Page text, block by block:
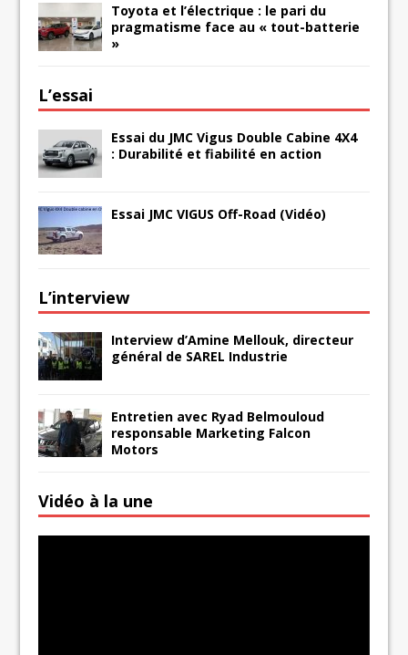
Toyota et l’électrique : le pari du
pragmatisme face au « tout-batterie
»
L’essai
Essai du JMC Vigus Double Cabine 4X4
: Durabilité et fiabilité en action
Essai JMC VIGUS Off-Road (Vidéo)
L’interview
Interview d’Amine Mellouk, directeur
général de SAREL Industrie
Entretien avec Ryad Belmouloud
responsable Marketing Falcon
Motors
Vidéo à la une